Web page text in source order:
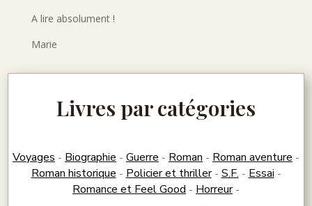
A lire absolument !
Marie
Livres par catégories
Voyages - Biographie - Guerre - Roman - Roman aventure -
Roman historique - Policier et thriller- S.F. - Essai -
Romance et Feel Good - Horreur-